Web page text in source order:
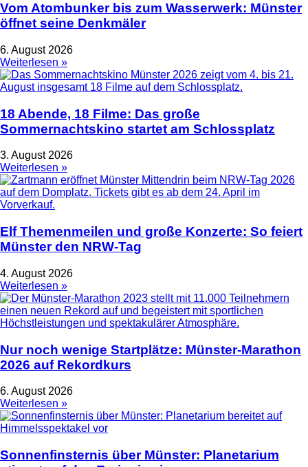
Vom Atombunker bis zum Wasserwerk: Münster
öffnet seine Denkmäler
6. August 2026
Weiterlesen »
18 Abende, 18 Filme: Das große
Sommernachtskino startet am Schlossplatz
3. August 2026
Weiterlesen »
Elf Themenmeilen und große Konzerte: So feiert
Münster den NRW-Tag
4. August 2026
Weiterlesen »
Nur noch wenige Startplätze: Münster-Marathon
2026 auf Rekordkurs
6. August 2026
Weiterlesen »
Sonnenfinsternis über Münster: Planetarium